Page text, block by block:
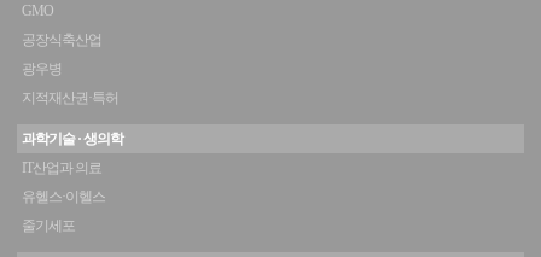
GMO
공장식축산업
광우병
지적재산권·특허
과학기술 · 생의학
IT산업과 의료
유헬스·이헬스
줄기세포